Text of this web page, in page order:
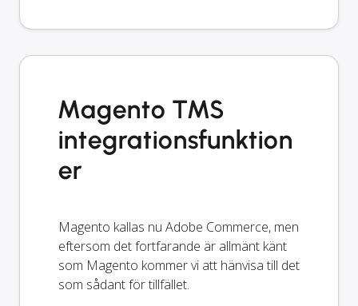
Magento TMS
integrationsfunktion
er
Magento kallas nu Adobe Commerce, men
eftersom det fortfarande är allmänt känt
som Magento kommer vi att hänvisa till det
som sådant för tillfället.